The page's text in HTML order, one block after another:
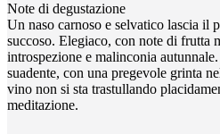
Note di degustazione
Un naso carnoso e selvatico lascia il
succoso. Elegiaco, con note di frutta
introspezione e malinconia
suadente, con una pregevole grinta
vino non si sta trastullando
meditazione.